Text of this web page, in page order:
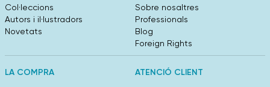
Col·leccions
Autors i il·lustradors
Novetats
Sobre nosaltres
Professionals
Blog
Foreign Rights
LA COMPRA ATENCIÓ CLIENT